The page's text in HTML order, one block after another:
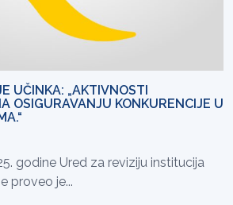
UČINKA: „AKTIVNOSTI
OSIGURAVANJU KONKURENCIJE U
godine Ured za reviziju institucija
proveo je...